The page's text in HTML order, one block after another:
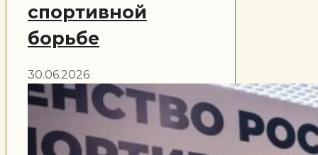
спортивной
борьбе
30.06.2026